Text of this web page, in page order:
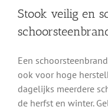
Stook veilig en
Een
ook voor hoge
dagelijks meerdere
de herfst en winter.